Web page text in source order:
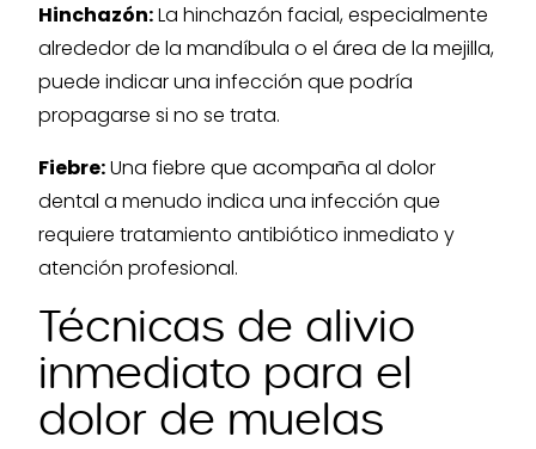
Hinchazón:La hinchazón facial, especialmente
alrededor de la mandíbula o el área de la mejilla,
puede indicar una infección que podría
propagarse si no se trata.
Fiebre:Una fiebre que acompaña al dolor
dental a menudo indica una infección que
requiere tratamiento antibiótico inmediato y
atención profesional.
Técnicas de alivio
inmediato para el
dolor de muelas